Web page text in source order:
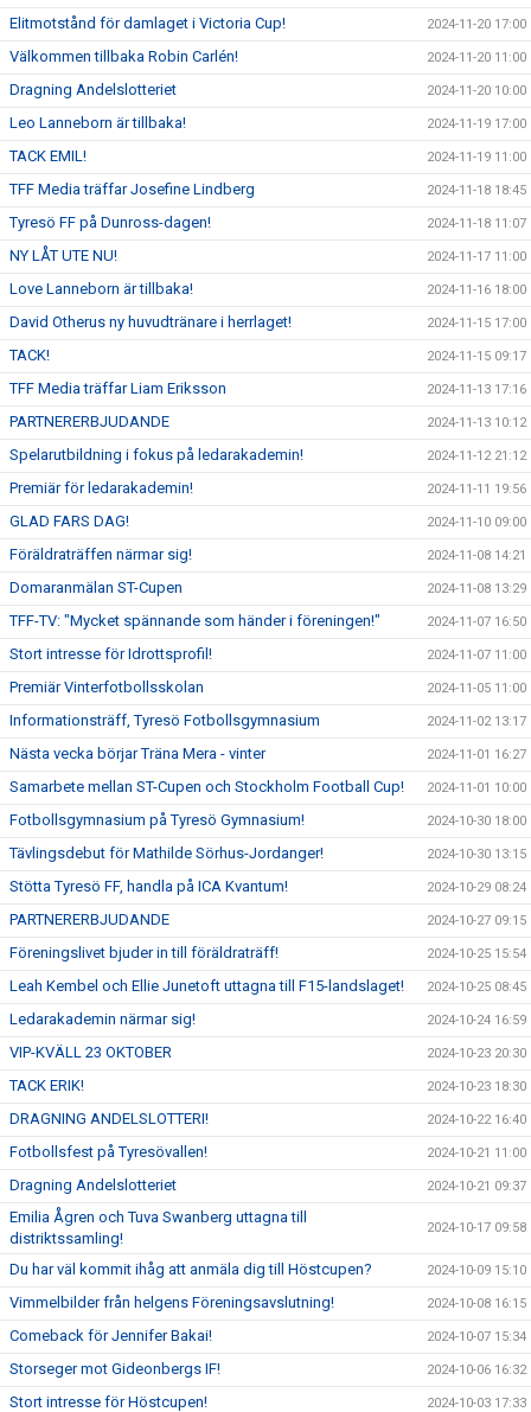
Elitmotstånd för damlaget i Victoria Cup! 2024-11-20 17:00
Välkommen tillbaka Robin Carlén! 2024-11-20 11:00
Dragning Andelslotteriet 2024-11-20 10:00
Leo Lanneborn är tillbaka! 2024-11-19 17:00
TACK EMIL! 2024-11-19 11:00
TFF Media träffar Josefine Lindberg 2024-11-18 18:45
Tyresö FF på Dunross-dagen! 2024-11-18 11:07
NY LÅT UTE NU! 2024-11-17 11:00
Love Lanneborn är tillbaka! 2024-11-16 18:00
David Otherus ny huvudtränare i herrlaget! 2024-11-15 17:00
TACK! 2024-11-15 09:17
TFF Media träffar Liam Eriksson 2024-11-13 17:16
PARTNERERBJUDANDE 2024-11-13 10:12
Spelarutbildning i fokus på ledarakademin! 2024-11-12 21:12
Premiär för ledarakademin! 2024-11-11 19:56
GLAD FARS DAG! 2024-11-10 09:00
Föräldraträffen närmar sig! 2024-11-08 14:21
Domaranmälan ST-Cupen 2024-11-08 13:29
TFF-TV: "Mycket spännande som händer i föreningen!" 2024-11-07 16:50
Stort intresse för Idrottsprofil! 2024-11-07 11:00
Premiär Vinterfotbollsskolan 2024-11-05 11:00
Informationsträff, Tyresö Fotbollsgymnasium 2024-11-02 13:17
Nästa vecka börjar Träna Mera - vinter 2024-11-01 16:27
Samarbete mellan ST-Cupen och Stockholm Football Cup! 2024-11-01 10:00
Fotbollsgymnasium på Tyresö Gymnasium! 2024-10-30 18:00
Tävlingsdebut för Mathilde Sörhus-Jordanger! 2024-10-30 13:15
Stötta Tyresö FF, handla på ICA Kvantum! 2024-10-29 08:24
PARTNERERBJUDANDE 2024-10-27 09:15
Föreningslivet bjuder in till föräldraträff! 2024-10-25 15:54
Leah Kembel och Ellie Junetoft uttagna till F15-landslaget! 2024-10-25 08:45
Ledarakademin närmar sig! 2024-10-24 16:59
VIP-KVÄLL 23 OKTOBER 2024-10-23 20:30
TACK ERIK! 2024-10-23 18:30
DRAGNING ANDELSLOTTERI! 2024-10-22 16:40
Fotbollsfest på Tyresövallen! 2024-10-21 11:00
Dragning Andelslotteriet 2024-10-21 09:37
Emilia Ågren och Tuva Swanberg uttagna till
distriktssamling!
2024-10-17 09:58
Du har väl kommit ihåg att anmäla dig till Höstcupen? 2024-10-09 15:10
Vimmelbilder från helgens Föreningsavslutning! 2024-10-08 16:15
Comeback för Jennifer Bakai! 2024-10-07 15:34
Storseger mot Gideonbergs IF! 2024-10-06 16:32
Stort intresse för Höstcupen! 2024-10-03 17:33